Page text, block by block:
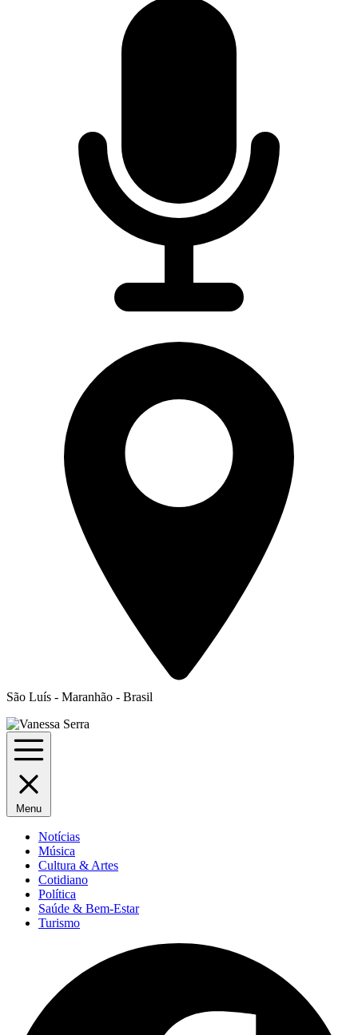
São Luís - Maranhão - Brasil
Menu
Notícias
Música
Cultura & Artes
Cotidiano
Política
Saúde & Bem-Estar
Turismo